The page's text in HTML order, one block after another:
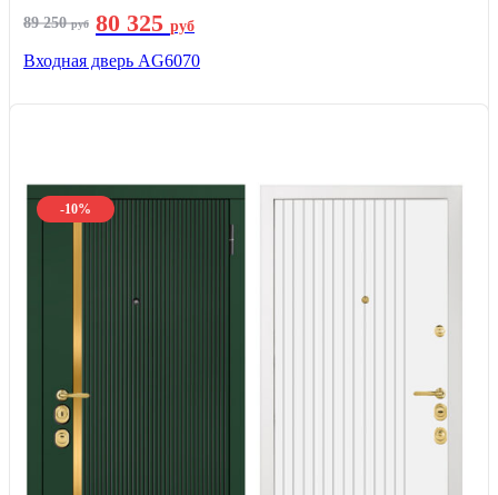
89 250руб 80 325 руб
Входная дверь AG6070
-10%